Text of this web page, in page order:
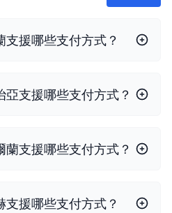
援哪些支付方式？
支援哪些支付方式？
支援哪些支付方式？
援哪些支付方式？